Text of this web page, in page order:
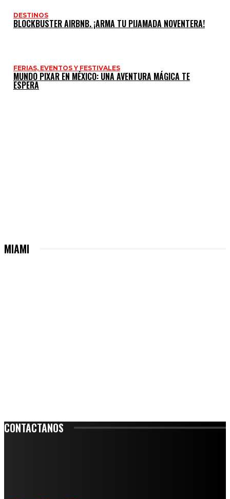
DESTINOS
BLOCKBUSTER AIRBNB. ¡ARMA TU PIJAMADA NOVENTERA!
FERIAS, EVENTOS Y FESTIVALES
MUNDO PIXAR EN MÉXICO: UNA AVENTURA MÁGICA TE
ESPERA
MIAMI
CONTACTANOS